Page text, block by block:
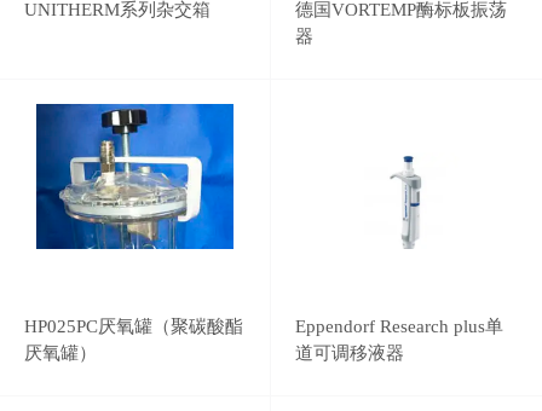
UNITHERM系列杂交箱
德国VORTEMP酶标板振荡
器
HP025PC厌氧罐（聚碳酸酯
厌氧罐）
Eppendorf Research plus单
道可调移液器